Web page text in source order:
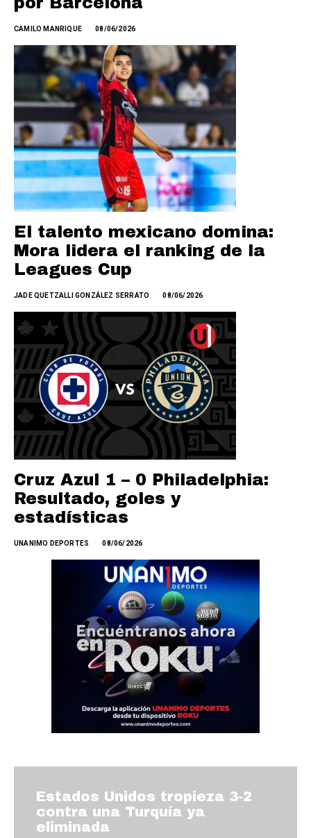
CAMILO MANRIQUE 08/06/2026
El talento mexicano domina:
Mora lidera el ranking de la
Leagues Cup
JADE QUETZALLI GONZÁLEZ SERRATO 08/06/2026
Cruz Azul 1 – 0 Philadelphia:
Resultado, goles y
estadísticas
UNANIMO DEPORTES 08/06/2026
Estados Unidos tropieza 3-2
contra una Turquía ya
eliminada